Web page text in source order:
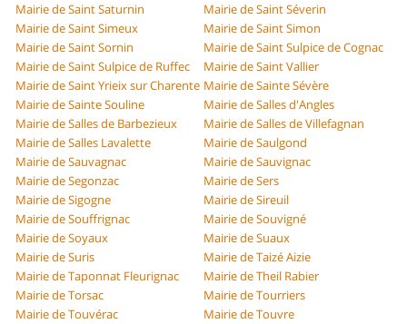
Mairie de Saint Saturnin
Mairie de Saint Séverin
Mairie de Saint Simeux
Mairie de Saint Simon
Mairie de Saint Sornin
Mairie de Saint Sulpice de Cognac
Mairie de Saint Sulpice de Ruffec
Mairie de Saint Vallier
Mairie de Saint Yrieix sur Charente Mairie de Sainte Sévère
Mairie de Sainte Souline
Mairie de Salles d'Angles
Mairie de Salles de Barbezieux
Mairie de Salles de Villefagnan
Mairie de Salles Lavalette
Mairie de Saulgond
Mairie de Sauvagnac
Mairie de Sauvignac
Mairie de Segonzac
Mairie de Sers
Mairie de Sigogne
Mairie de Sireuil
Mairie de Souffrignac
Mairie de Souvigné
Mairie de Soyaux
Mairie de Suaux
Mairie de Suris
Mairie de Taizé Aizie
Mairie de Taponnat Fleurignac
Mairie de Theil Rabier
Mairie de Torsac
Mairie de Tourriers
Mairie de Touvérac
Mairie de Touvre